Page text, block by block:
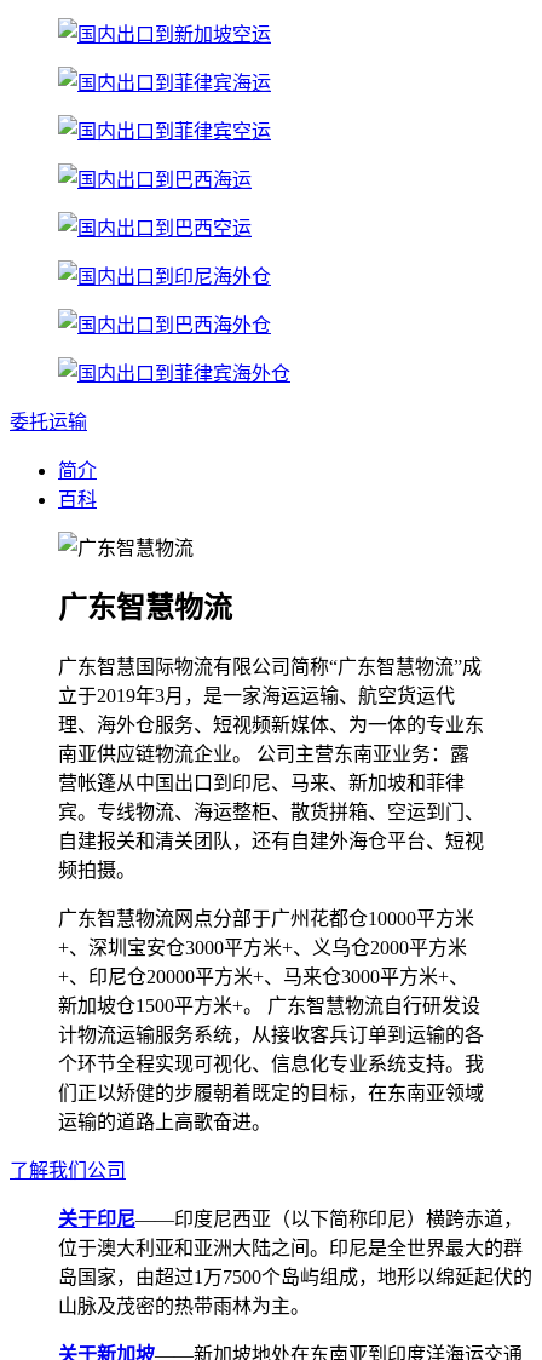
委托运输
简介
百科
广东智慧物流
广东智慧国际物流有限公司简称“广东智慧物流”成
立于2019年3月，是一家海运运输、航空货运代
理、海外仓服务、短视频新媒体、为一体的专业东
南亚供应链物流企业。 公司主营东南亚业务：露
营帐篷从中国出口到印尼、马来、新加坡和菲律
宾。专线物流、海运整柜、散货拼箱、空运到门、
自建报关和清关团队，还有自建外海仓平台、短视
频拍摄。
广东智慧物流网点分部于广州花都仓10000平方米
+、深圳宝安仓3000平方米+、义乌仓2000平方米
+、印尼仓20000平方米+、马来仓3000平方米+、
新加坡仓1500平方米+。 广东智慧物流自行研发设
计物流运输服务系统，从接收客兵订单到运输的各
个环节全程实现可视化、信息化专业系统支持。我
们正以矫健的步履朝着既定的目标，在东南亚领域
运输的道路上高歌奋进。
了解我们公司
关于印尼——印度尼西亚（以下简称印尼）横跨赤道，
位于澳大利亚和亚洲大陆之间。印尼是全世界最大的群
岛国家，由超过1万7500个岛屿组成，地形以绵延起伏的
山脉及茂密的热带雨林为主。
关于新加坡——新加坡地处在东南亚到印度洋海运交通